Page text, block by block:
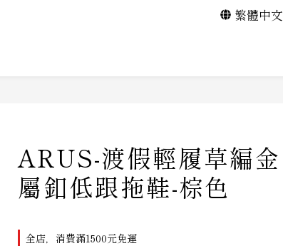
繁體中文
ARUS-渡假輕履草編金
屬釦低跟拖鞋-棕色
全店，消費滿1500元免運